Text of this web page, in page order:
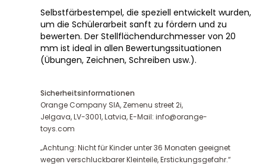
Selbstfärbestempel, die speziell entwickelt wurden,
um die Schülerarbeit sanft zu fördern und zu
bewerten. Der Stellflächendurchmesser von 20
mm ist ideal in allen Bewertungssituationen
(Übungen, Zeichnen, Schreiben usw.).
Sicherheitsinformationen
Orange Company SIA, Zemenu street 2i,
Jelgava, LV-3001, Latvia, E-Mail: info@orange-
toys.com
„Achtung: Nicht für Kinder unter 36 Monaten geeignet
wegen verschluckbarer Kleinteile, Erstickungsgefahr.“